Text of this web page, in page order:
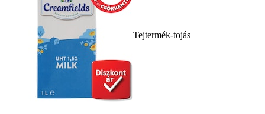
Tejtermék-tojás